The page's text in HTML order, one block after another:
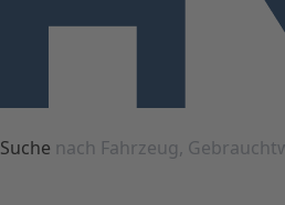
Suche